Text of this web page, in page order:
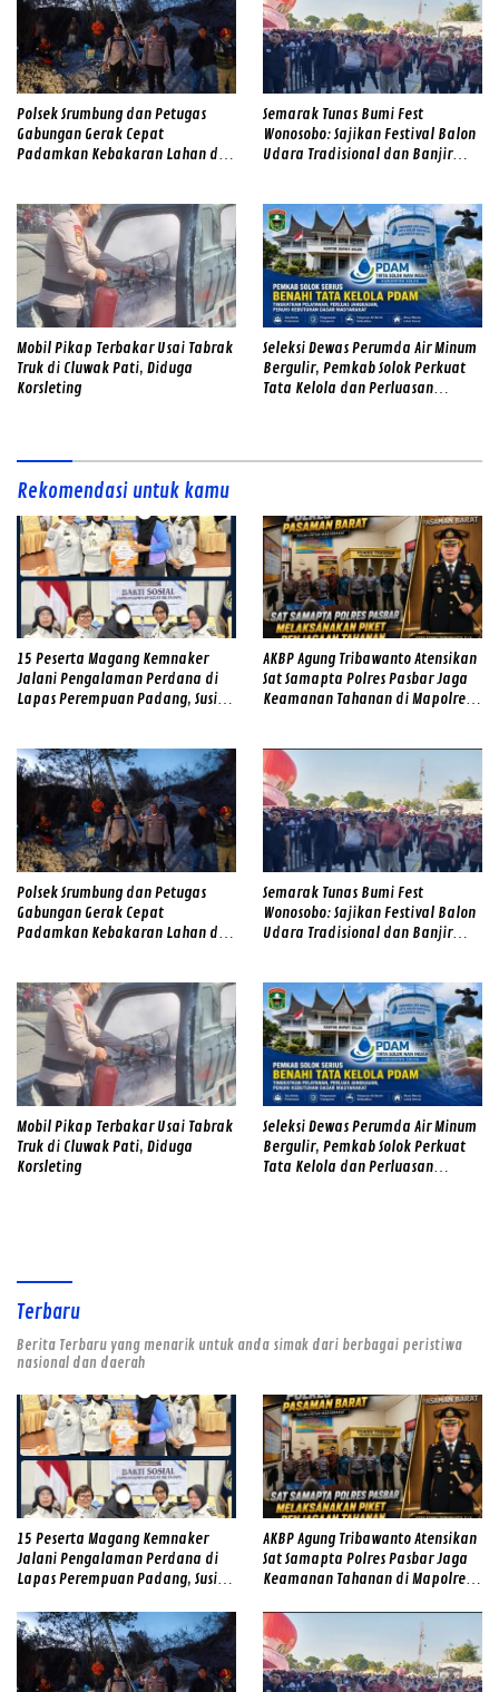
Polsek Srumbung dan Petugas
Gabungan Gerak Cepat
Padamkan Kebakaran Lahan di
Semarak Tunas Bumi Fest
Wonosobo: Sajikan Festival Balon
Udara Tradisional dan Banjir
Mobil Pikap Terbakar Usai Tabrak
Truk di Cluwak Pati, Diduga
Korsleting
Seleksi Dewas Perumda Air Minum
Bergulir, Pemkab Solok Perkuat
Tata Kelola dan Perluasan
Rekomendasi untuk kamu
15 Peserta Magang Kemnaker
Jalani Pengalaman Perdana di
Lapas Perempuan Padang, Susi
AKBP Agung Tribawanto Atensikan
Sat Samapta Polres Pasbar Jaga
Keamanan Tahanan di Mapolres
Polsek Srumbung dan Petugas
Gabungan Gerak Cepat
Padamkan Kebakaran Lahan di
Semarak Tunas Bumi Fest
Wonosobo: Sajikan Festival Balon
Udara Tradisional dan Banjir
Mobil Pikap Terbakar Usai Tabrak
Truk di Cluwak Pati, Diduga
Korsleting
Seleksi Dewas Perumda Air Minum
Bergulir, Pemkab Solok Perkuat
Tata Kelola dan Perluasan
Terbaru
Berita Terbaru yang menarik untuk anda simak dari berbagai peristiwa
nasional dan daerah
15 Peserta Magang Kemnaker
Jalani Pengalaman Perdana di
Lapas Perempuan Padang, Susi
dan Profesionalisme
AKBP Agung Tribawanto Atensikan
Sat Samapta Polres Pasbar Jaga
Keamanan Tahanan di Mapolres